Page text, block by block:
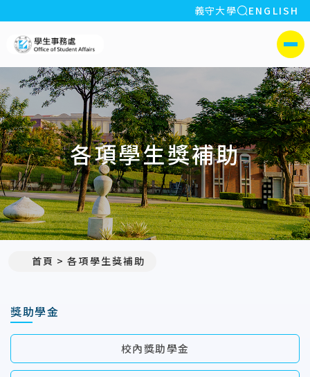
:::
義守大學 全站搜索
ENGLISH
側選單
各項學生獎補助
首頁 各項學生獎補助
獎助學金
校內獎助學金